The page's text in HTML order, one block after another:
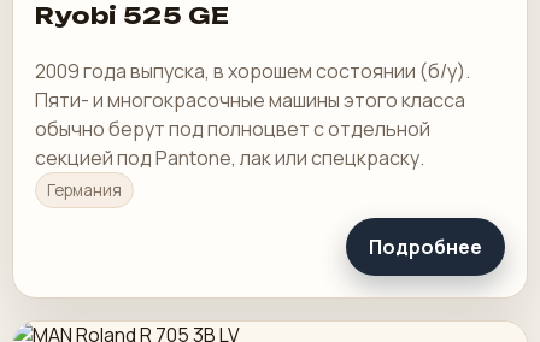
Ryobi 525 GE
2009 года выпуска, в хорошем состоянии (б/у).
Пяти- и многокрасочные машины этого класса
обычно берут под полноцвет с отдельной
секцией под Pantone, лак или спецкраску.
Германия
Подробнее